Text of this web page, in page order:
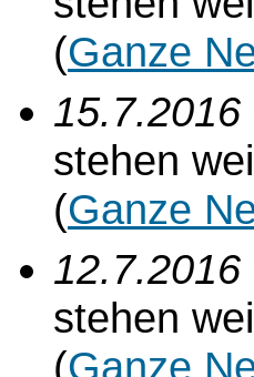
(Ganze
15.7.2016
stehen
(Ganze
12.7.2016
stehen
(Ganze